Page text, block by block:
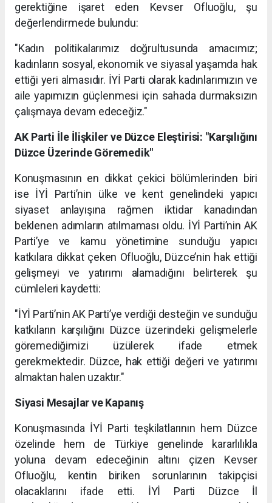
gerektiğine işaret eden Kevser Ofluoğlu, şu
değerlendirmede bulundu:
"Kadın politikalarımız doğrultusunda amacımız;
kadınların sosyal, ekonomik ve siyasal yaşamda hak
ettiği yeri almasıdır. İYİ Parti olarak kadınlarımızın ve
aile yapımızın güçlenmesi için sahada durmaksızın
çalışmaya devam edeceğiz."
AK Parti İle İlişkiler ve Düzce Eleştirisi: "Karşılığını
Düzce Üzerinde Göremedik"
Konuşmasının en dikkat çekici bölümlerinden biri
ise İYİ Parti’nin ülke ve kent genelindeki yapıcı
siyaset anlayışına rağmen iktidar kanadından
beklenen adımların atılmaması oldu. İYİ Parti’nin AK
Parti’ye ve kamu yönetimine sunduğu yapıcı
katkılara dikkat çeken Ofluoğlu, Düzce’nin hak ettiği
gelişmeyi ve yatırımı alamadığını belirterek şu
cümleleri kaydetti:
"İYİ Parti’nin AK Parti’ye verdiği desteğin ve sunduğu
katkıların karşılığını Düzce üzerindeki gelişmelerle
göremediğimizi üzülerek ifade etmek
gerekmektedir. Düzce, hak ettiği değeri ve yatırımı
almaktan halen uzaktır."
Siyasi Mesajlar ve Kapanış
Konuşmasında İYİ Parti teşkilatlarının hem Düzce
özelinde hem de Türkiye genelinde kararlılıkla
yoluna devam edeceğinin altını çizen Kevser
Ofluoğlu, kentin biriken sorunlarının takipçisi
olacaklarını ifade etti. İYİ Parti Düzce İl